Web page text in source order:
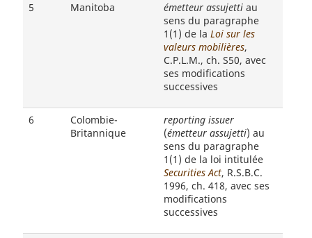
5 Manitoba émetteur assujetti au
sens du paragraphe
1(1) de la Loi sur les
valeurs mobilières,
C.P.L.M., ch. S50, avec
ses modifications
successives
6
Colombie-
Britannique
reporting issuer
(émetteur assujetti) au
sens du paragraphe
1(1) de la loi intitulée
Securities Act, R.S.B.C.
1996, ch. 418, avec ses
modifications
successives